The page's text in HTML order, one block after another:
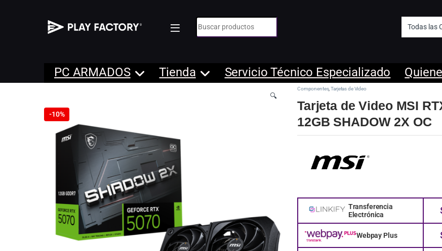
Búsqueda de:
PC ARMADOS Tienda Servicio Técnico Especializado
-10%
🔍
Componentes,Tarjetas de Video
Tarjeta de Video MSI
12GB SHADOW 2X OC
Transferencia
Electrónica
Webpay Plus